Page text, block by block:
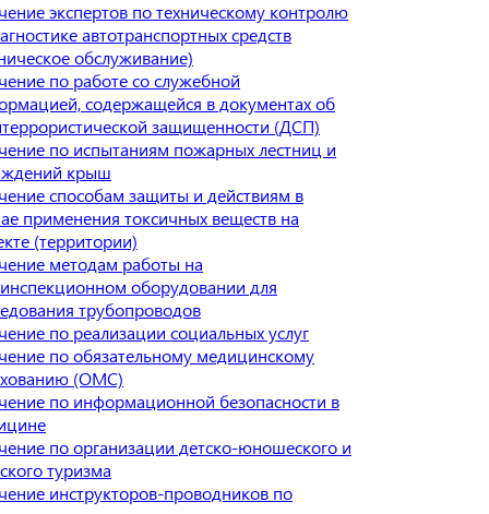
экспертов по техническому контролю
автотранспортных средств
обслуживание)
по работе со служебной
содержащейся в документах об
защищенности (ДСП)
по испытаниям пожарных лестниц и
крыш
способам защиты и действиям в
применения токсичных веществ на
(территории)
методам работы на
оборудовании для
трубопроводов
по реализации социальных услуг
по обязательному медицинскому
(ОМС)
по информационной безопасности в
по организации детско-юношеского и
туризма
инструкторов-проводников по